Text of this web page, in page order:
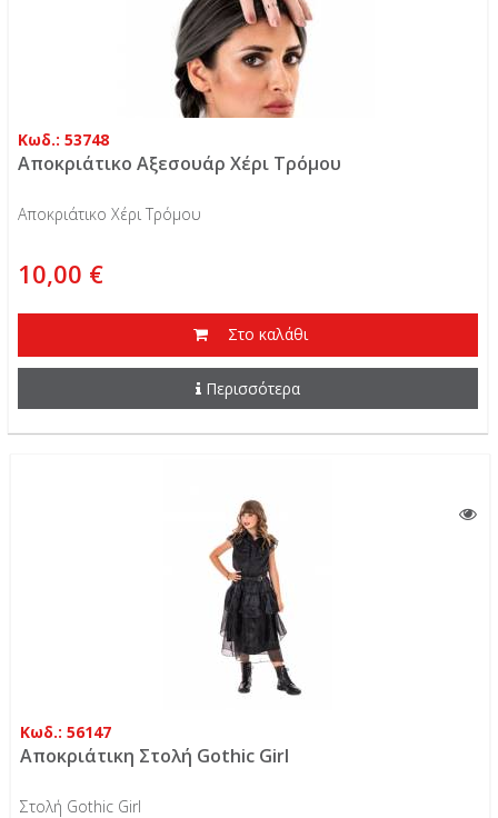
Κωδ.: 53748
Αποκριάτικο Αξεσουάρ Χέρι Τρόμου
Αποκριάτικο Χέρι Τρόμου
10,00 €
Στο καλάθι
Περισσότερα
Κωδ.: 56147
Αποκριάτικη Στολή Gothic Girl
Στολή Gothic Girl